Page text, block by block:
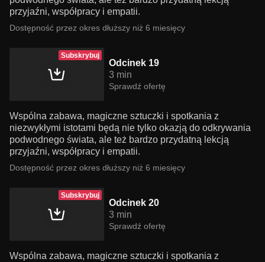
przyjaźni, współpracy i empatii.
Dostępność przez okres dłuższy niż 6 miesięcy
Subskrybuj
Odcinek 19
3 min
Sprawdź ofertę
Wspólna zabawa, magiczne sztuczki i spotkania z
niezwykłymi istotami będą nie tylko okazją do odkrywania
podwodnego świata, ale też bardzo przydatną lekcją
przyjaźni, współpracy i empatii.
Dostępność przez okres dłuższy niż 6 miesięcy
Subskrybuj
Odcinek 20
3 min
Sprawdź ofertę
Wspólna zabawa, magiczne sztuczki i spotkania z